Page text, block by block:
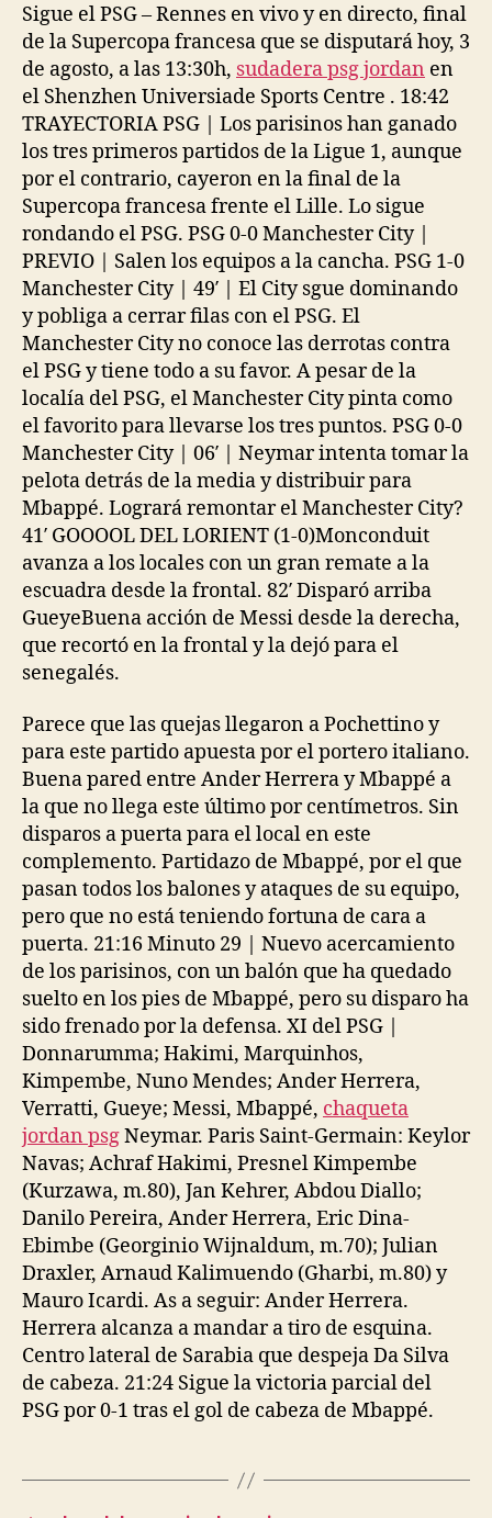
Sigue el PSG – Rennes en vivo y en directo, final
de la Supercopa francesa que se disputará hoy, 3
de agosto, a las 13:30h, sudadera psg jordan en
el Shenzhen Universiade Sports Centre . 18:42
TRAYECTORIA PSG | Los parisinos han ganado
los tres primeros partidos de la Ligue 1, aunque
por el contrario, cayeron en la final de la
Supercopa francesa frente el Lille. Lo sigue
rondando el PSG. PSG 0-0 Manchester City |
PREVIO | Salen los equipos a la cancha. PSG 1-0
Manchester City | 49′ | El City sgue dominando
y pobliga a cerrar filas con el PSG. El
Manchester City no conoce las derrotas contra
el PSG y tiene todo a su favor. A pesar de la
localía del PSG, el Manchester City pinta como
el favorito para llevarse los tres puntos. PSG 0-0
Manchester City | 06′ | Neymar intenta tomar la
pelota detrás de la media y distribuir para
Mbappé. Logrará remontar el Manchester City?
41′ GOOOOL DEL LORIENT (1-0)Monconduit
avanza a los locales con un gran remate a la
escuadra desde la frontal. 82′ Disparó arriba
GueyeBuena acción de Messi desde la derecha,
que recortó en la frontal y la dejó para el
senegalés.
Parece que las quejas llegaron a Pochettino y
para este partido apuesta por el portero italiano.
Buena pared entre Ander Herrera y Mbappé a
la que no llega este último por centímetros. Sin
disparos a puerta para el local en este
complemento. Partidazo de Mbappé, por el que
pasan todos los balones y ataques de su equipo,
pero que no está teniendo fortuna de cara a
puerta. 21:16 Minuto 29 | Nuevo acercamiento
de los parisinos, con un balón que ha quedado
suelto en los pies de Mbappé, pero su disparo ha
sido frenado por la defensa. XI del PSG |
Donnarumma; Hakimi, Marquinhos,
Kimpembe, Nuno Mendes; Ander Herrera,
Verratti, Gueye; Messi, Mbappé, chaqueta
jordan psgNeymar. Paris Saint-Germain: Keylor
Navas; Achraf Hakimi, Presnel Kimpembe
(Kurzawa, m.80), Jan Kehrer, Abdou Diallo;
Danilo Pereira, Ander Herrera, Eric Dina-
Ebimbe (Georginio Wijnaldum, m.70); Julian
Draxler, Arnaud Kalimuendo (Gharbi, m.80) y
Mauro Icardi. As a seguir: Ander Herrera.
Herrera alcanza a mandar a tiro de esquina.
Centro lateral de Sarabia que despeja Da Silva
de cabeza. 21:24 Sigue la victoria parcial del
PSG por 0-1 tras el gol de cabeza de Mbappé.